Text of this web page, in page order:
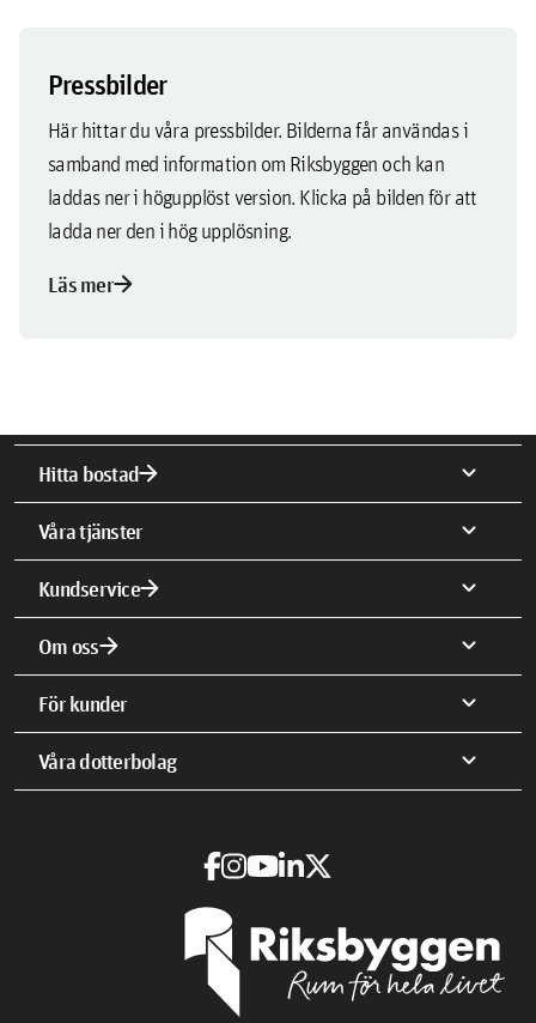
Pressbilder
Här hittar du våra pressbilder. Bilderna får användas i
samband med information om Riksbyggen och kan
laddas ner i högupplöst version. Klicka på bilden för att
ladda ner den i hög upplösning.
Läs merarrow_forward
Hitta bostadarrow_forward expand_more
Våra tjänster expand_more
Kundservicearrow_forward expand_more
Om ossarrow_forward expand_more
För kunder expand_more
Våra dotterbolag expand_more